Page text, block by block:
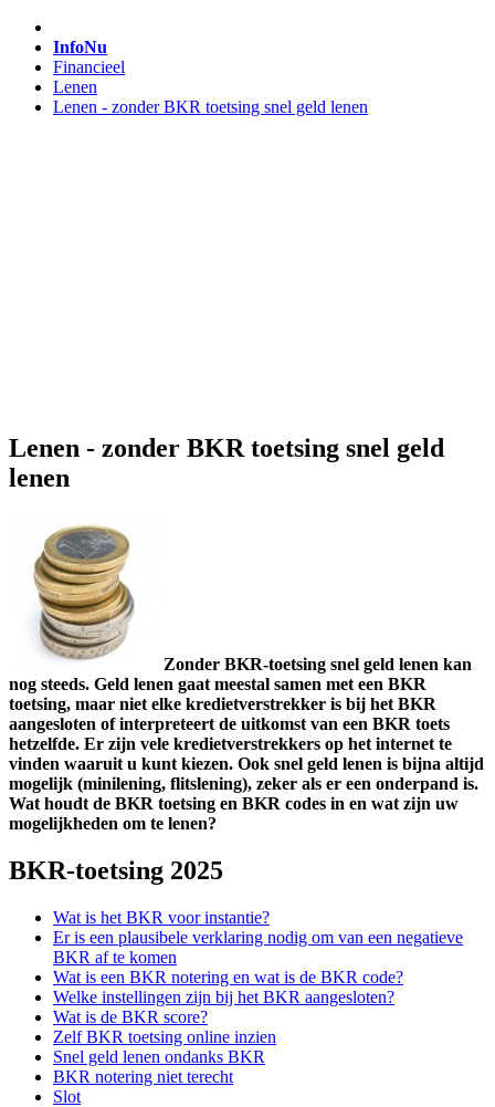
InfoNu
Financieel
Lenen
Lenen - zonder BKR toetsing snel geld lenen
Lenen - zonder BKR toetsing snel geld
lenen
Zonder BKR-toetsing snel geld lenen kan
nog steeds. Geld lenen gaat meestal samen met een BKR
toetsing, maar niet elke kredietverstrekker is bij het BKR
aangesloten of interpreteert de uitkomst van een BKR toets
hetzelfde. Er zijn vele kredietverstrekkers op het internet te
vinden waaruit u kunt kiezen. Ook snel geld lenen is bijna altijd
mogelijk (minilening, flitslening), zeker als er een onderpand is.
Wat houdt de BKR toetsing en BKR codes in en wat zijn uw
mogelijkheden om te lenen?
BKR-toetsing 2025
Wat is het BKR voor instantie?
Er is een plausibele verklaring nodig om van een negatieve
BKR af te komen
Wat is een BKR notering en wat is de BKR code?
Welke instellingen zijn bij het BKR aangesloten?
Wat is de BKR score?
Zelf BKR toetsing online inzien
Snel geld lenen ondanks BKR
BKR notering niet terecht
Slot